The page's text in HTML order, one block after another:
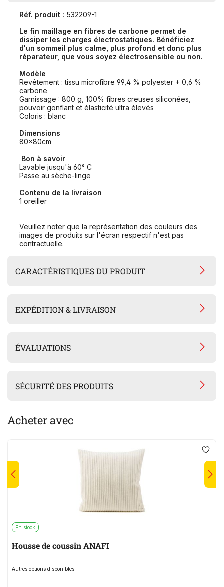
Réf. produit : 532209-1
Le fin maillage en fibres de carbone permet de
dissiper les charges électrostatiques. Bénéficiez
d'un sommeil plus calme, plus profond et donc plus
réparateur, que vous soyez électrosensible ou non.
Modèle
Revêtement : tissu microfibre 99,4 % polyester + 0,6 %
carbone
Garnissage : 800 g, 100% fibres creuses siliconées,
pouvoir gonflant et élasticité ultra élevés
Coloris : blanc
Dimensions
80x80cm
Bon à savoir
Lavable jusqu'à 60° C
Passe au sèche-linge
Contenu de la livraison
1 oreiller
Veuillez noter que la représentation des couleurs des
images de produits sur l'écran respectif n'est pas
contractuelle.
CARACTÉRISTIQUES DU PRODUIT
EXPÉDITION & LIVRAISON
ÉVALUATIONS
SÉCURITÉ DES PRODUITS
Acheter avec
En stock
Housse de coussin ANAFI
Autres options disponibles